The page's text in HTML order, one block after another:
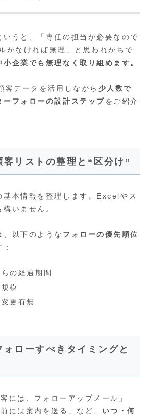
いうと、「専任の担当が必要なので
がなければ無理」と思われがちで
小企業でも無理なく取り組めます。
客データを活用しながら 少人数で
ーフォローの設計ステップをご紹介
客リストの整理と“区分け”
基本情報を整理します。Excelやス
いません。
以下のような フォローの優先順位
の経過期間
模
更有無
ローすべきタイミングと
には、フォローアップメール」
には案内を送る」など、 いつ・何